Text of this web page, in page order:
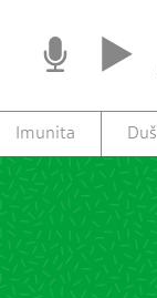
Imunita